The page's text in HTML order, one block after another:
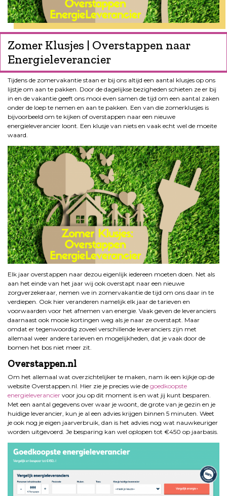
Zomer Klusjes | Overstappen naar
Energieleverancier
Tijdens de zomervakantie staan er bij ons altijd een aantal klusjes op ons
lijstje om aan te pakken. Door de dagelijkse bezigheden schieten ze er bij
in en de vakantie geeft ons mooi even samen de tijd om een aantal zaken
onder de loep te nemen en aan te pakken. Een van die zomerklusjes is
bijvoorbeeld om te kijken of overstappen naar een nieuwe
energieleverancier loont. Een klusje van niets en vaak echt wel de moeite
waard.
Elk jaar overstappen naar dezou eigenlijk iedereen moeten doen. Net als
aan het einde van het jaar wij ook overstapt naar een nieuwe
zorgverzekeraar, nemen we in zomervakantie de tijd om ons daar in te
verdiepen. Ook hier veranderen namelijk elk jaar de tarieven en
voorwaarden voor het afnemen van energie. Vaak geven de leveranciers
daarnaast ook mooie kortingen weg als je naar ze overstapt. Maar
omdat er tegenwoordig zoveel verschillende leveranciers zijn met
allemaal weer andere tarieven en mogelijkheden, dat je vaak door de
bomen het bos niet meer zit.
Overstappen.nl
Om het allemaal wat overzichtelijker te maken, nam ik een kijkje op de
website Overstappen.nl. Hier zie je precies wie de goedkoopste
energieleverancier voor jou op dit moment is en wat jij kunt besparen.
Met een aantal gegevens over waar je woont, de grote van je gezin en je
huidige leverancier, kun je al een advies krijgen binnen 5 minuten. Weet
je ook nog je eigen jaarverbruik, dan is het advies nog wat nauwkeuriger
worden uitgevoerd. Je besparing kan wel oplopen tot €450 op jaarbasis.